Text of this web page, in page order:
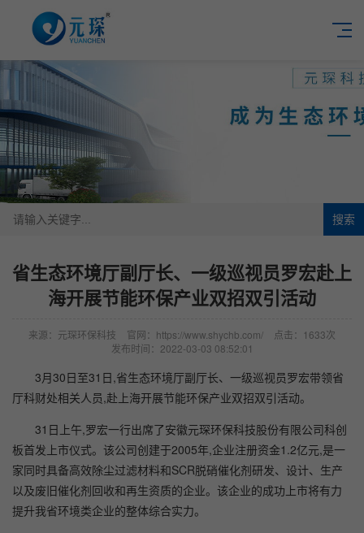
搜索
省生态环境厅副厅长、一级巡视员罗宏赴上
海开展节能环保产业双招双引活动
来源：元琛环保科技 官网：https://www.shychb.com/
点击：1633次
发布时间：2022-03-03 08:52:01
3月30日至31日,省生态环境厅副厅长、一级巡视员罗宏带领省
厅科财处相关人员,赴上海开展节能环保产业双招双引活动。
31日上午,罗宏一行出席了安徽元琛环保科技股份有限公司科创
板首发上市仪式。该公司创建于2005年,企业注册资金1.2亿元,是一
家同时具备高效除尘过滤材料和SCR脱硝催化剂研发、设计、生产
以及废旧催化剂回收和再生资质的企业。该企业的成功上市将有力
提升我省环境类企业的整体综合实力。